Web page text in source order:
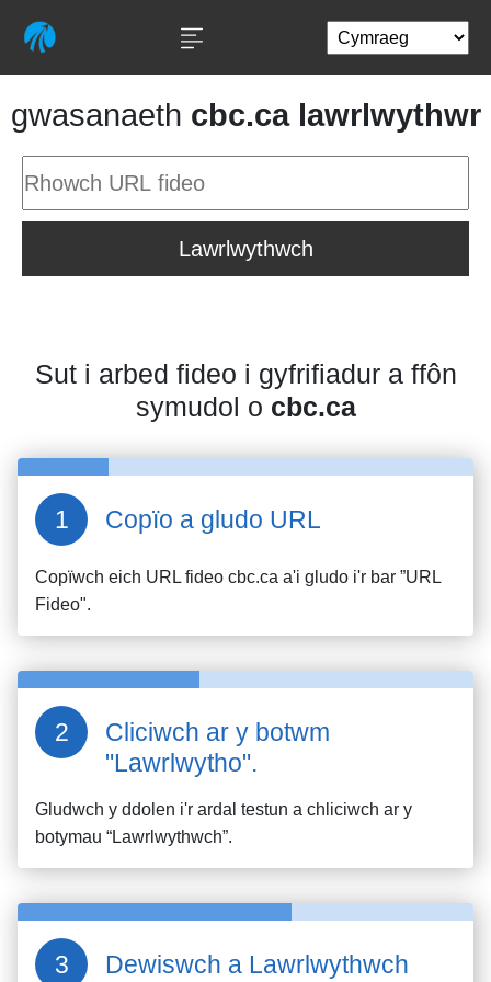
gwasanaeth cbc.ca lawrlwythwr
Lawrlwythwch
Sut i arbed fideo i gyfrifiadur a ffôn
symudol o cbc.ca
Copïo a gludo URL
Copïwch eich URL fideo cbc.ca a'i gludo i'r bar ”URL
Fideo".
Cliciwch ar y botwm
"Lawrlwytho".
Gludwch y ddolen i'r ardal testun a chliciwch ar y
botymau “Lawrlwythwch”.
Dewiswch a Lawrlwythwch